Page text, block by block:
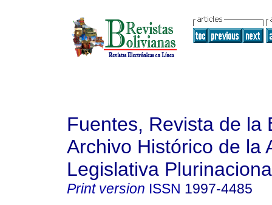
Fuentes, Revista de la
Archivo Histórico de la
Legislativa
Print version ISSN 1997-4485